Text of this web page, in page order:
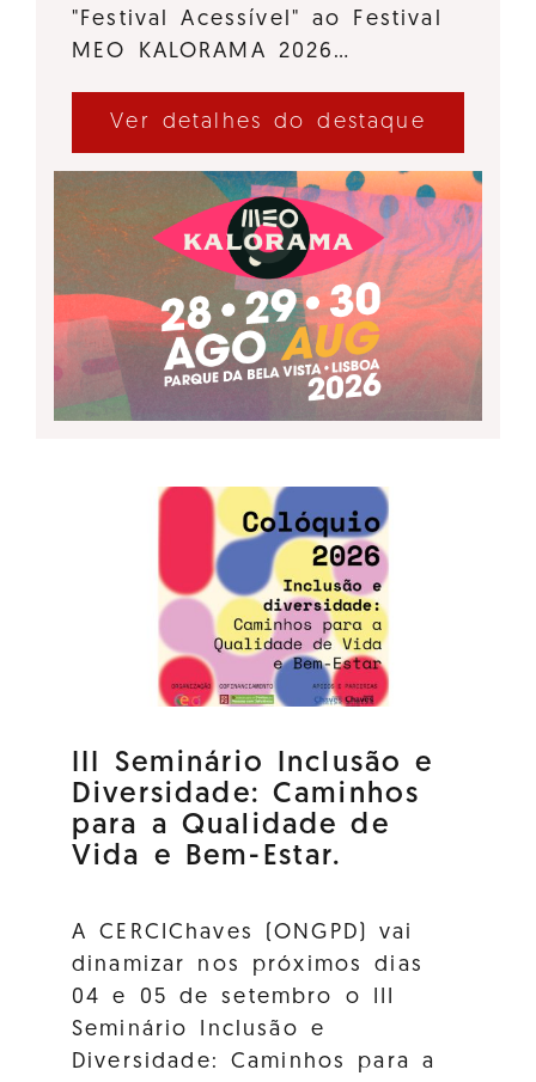
"Festival Acessível" ao Festival
MEO KALORAMA 2026…
Ver detalhes do destaque
III Seminário Inclusão e
Diversidade: Caminhos
para a Qualidade de
Vida e Bem-Estar.
A CERCIChaves (ONGPD) vai
dinamizar nos próximos dias
04 e 05 de setembro o III
Seminário Inclusão e
Diversidade: Caminhos para a